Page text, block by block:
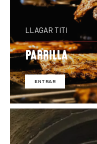
LLAGAR TITI
PARRILLA
ENTRAR